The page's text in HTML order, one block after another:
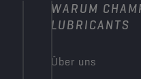
WARUM
LUBRICANTS
Über uns